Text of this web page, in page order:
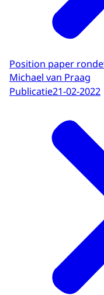
Position paper
Michael van Praag
Publicatie21-02-2022